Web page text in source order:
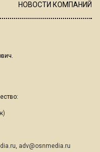
НОВОСТИ КОМПАНИЙ
, adv@osnmedia.ru